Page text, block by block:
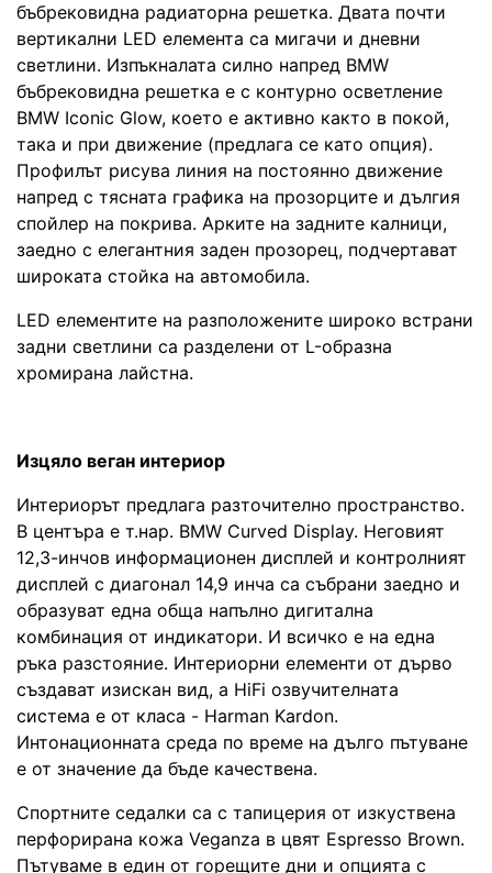
бъбрековидна радиаторна решетка. Двата почти
вертикални LED елемента са мигачи и дневни
светлини. Изпъкналата силно напред BMW
бъбрековидна решетка е с контурно осветление
BMW Iconic Glow, което е активно както в покой,
така и при движение (предлага се като опция).
Профилът рисува линия на постоянно движение
напред с тясната графика на прозорците и дългия
спойлер на покрива. Арките на задните калници,
заедно с елегантния заден прозорец, подчертават
широката стойка на автомобила.
LED елементите на разположените широко встрани
задни светлини са разделени от L-образна
хромирана лайстна.
Изцяло веган интериор
Интериорът предлага разточително пространство.
В центъра е т.нар. BMW Curved Display. Неговият
12,3-инчов информационен дисплей и контролният
дисплей с диагонал 14,9 инча са събрани заедно и
образуват една обща напълно дигитална
комбинация от индикатори. И всичко е на една
ръка разстояние. Интериорни елементи от дърво
създават изискан вид, а HiFi озвучителната
система е от класа - Harman Kardon.
Интонационната среда по време на дълго пътуване
е от значение да бъде качествена.
Спортните седалки са с тапицерия от изкуствена
перфорирана кожа Veganza в цвят Espresso Brown.
Пътуваме в един от горещите дни и опцията с